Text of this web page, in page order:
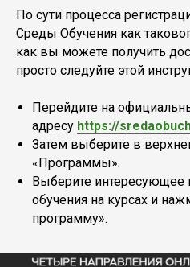
По сути процесса
Среды Обучения как
как вы можете получить
просто следуйте этой
Перейдите на
адресу https://
Затем выберите в
«Программы».
Выберите интересующее
обучения на курсах и
программу».